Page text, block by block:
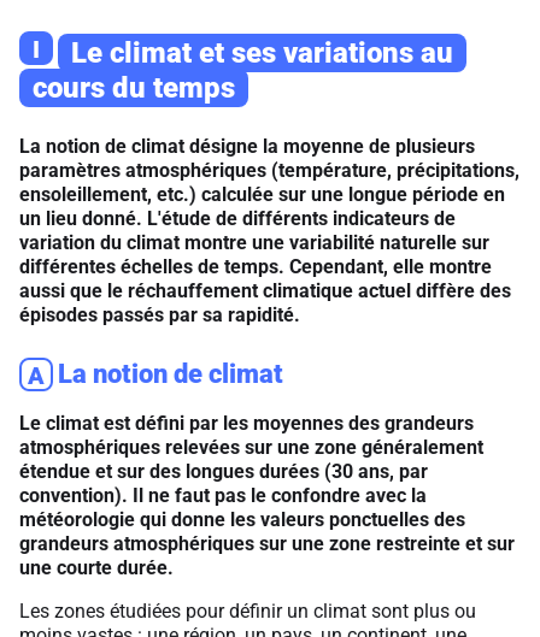
I
Le climat et ses variations au
cours du temps
La notion de climat désigne la moyenne de plusieurs
paramètres atmosphériques (température, précipitations,
ensoleillement, etc.) calculée sur une longue période en
un lieu donné. L'étude de différents indicateurs de
variation du climat montre une variabilité naturelle sur
différentes échelles de temps. Cependant, elle montre
aussi que le réchauffement climatique actuel diffère des
épisodes passés par sa rapidité.
A La notion de climat
Le climat est défini par les moyennes des grandeurs
atmosphériques relevées sur une zone généralement
étendue et sur des longues durées (30 ans, par
convention). Il ne faut pas le confondre avec la
météorologie qui donne les valeurs ponctuelles des
grandeurs atmosphériques sur une zone restreinte et sur
une courte durée.
Les zones étudiées pour définir un climat sont plus ou